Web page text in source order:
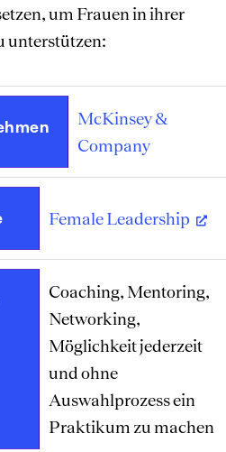
um Frauen in ihrer
unterstützen:
McKinsey &
Company
Female Leadership
Coaching, Mentoring,
Networking,
Möglichkeit jederzeit
und ohne
Auswahlprozess ein
Praktikum zu machen